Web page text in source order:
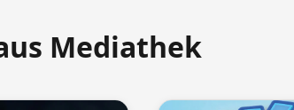
Mediathek